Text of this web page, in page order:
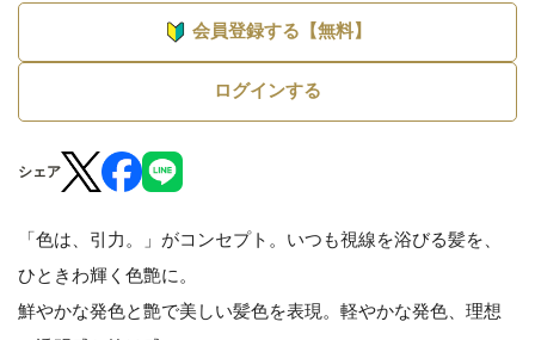
会員登録する【無料】
ログインする
シェア
「色は、引力。」がコンセプト。いつも視線を浴びる髪を、
ひときわ輝く色艶に。
鮮やかな発色と艶で美しい髪色を表現。軽やかな発色、理想